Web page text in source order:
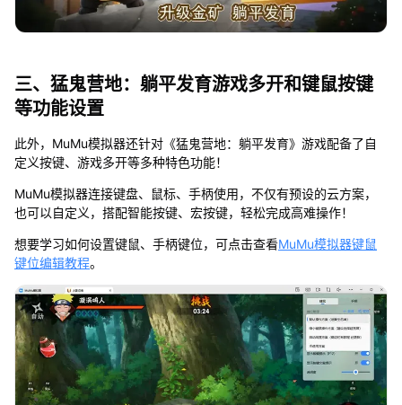
三、猛鬼营地：躺平发育游戏多开和键鼠按键
等功能设置
此外，MuMu模拟器还针对《猛鬼营地：躺平发育》游戏配备了自
定义按键、游戏多开等多种特色功能！
MuMu模拟器连接键盘、鼠标、手柄使用，不仅有预设的云方案，
也可以自定义，搭配智能按键、宏按键，轻松完成高难操作！
想要学习如何设置键鼠、手柄键位，可点击查看MuMu模拟器键鼠
键位编辑教程。